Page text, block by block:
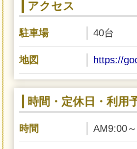
アクセス
駐車場 40台
地図 https://
時間・定休日・利用
時間 AM9:00